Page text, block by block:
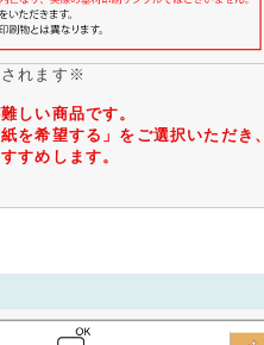
60,031円 73,022円
112,759円
140,268円
167,778円 205,191円
195,287円
222,797円 272,680円
れます※
しい商品です。
を希望する」をご選択いただき、
すめします。